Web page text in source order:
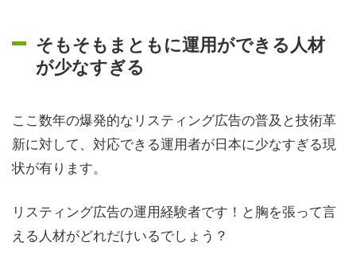
そもそもまともに運用ができる人材
が少なすぎる
ここ数年の爆発的なリスティング広告の普及と技術革
新に対して、対応できる運用者が日本に少なすぎる現
状が有ります。
リスティング広告の運用経験者です！と胸を張って言
える人材がどれだけいるでしょう？